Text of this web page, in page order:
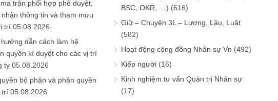
trận phối hợp phê duyệt,
thông tin và tham mưu
trí 05.08.2026
dẫn cách làm hệ
quyền kí duyệt cho các vị trí
ty 05.08.2026
bộ phận và phân quyền
trí 05.08.2026
BSC, OKR, …) (616)
Giữ – Chuyện 3L – Lương, Lậu, Luật
(582)
Hoạt động cộng đồng Nhân sự Vn (492)
Kiếp người (16)
Kinh nghiệm tư vấn Quản trị Nhân sự
(17)